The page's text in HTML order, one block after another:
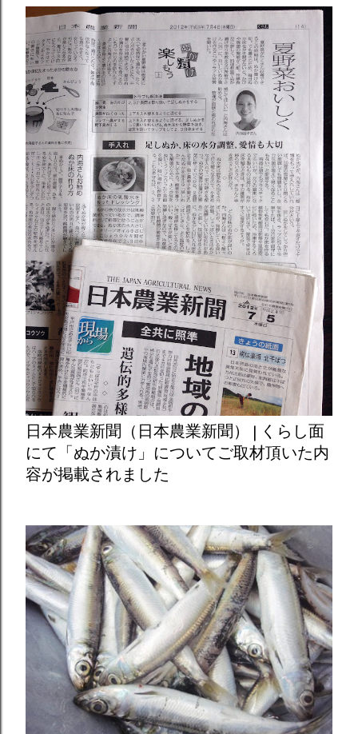
日本農業新聞（日本農業新聞） | くらし面
にて「ぬか漬け」についてご取材頂いた内
容が掲載されました